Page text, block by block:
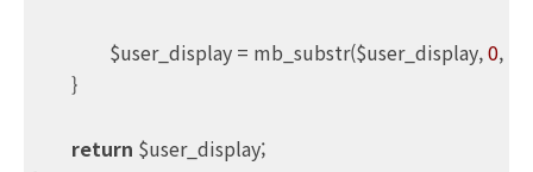
		$user_display = mb_substr($user_display,
0,
return $user_display;